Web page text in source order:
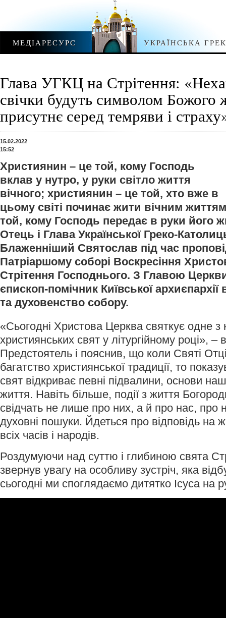
МЕДІАРЕСУРС УКРАЇНСЬКА
Глава УГКЦ на Стрітення:
свічки будуть символом Божого
присутнє серед темряви і
15.02.2022
15:52
Християнин – це той, кому Господь
вклав у нутро, у руки світло життя
вічного; християнин – це той, хто вже в
цьому світі починає жити вічним
той, кому Господь передає в руки його
Отець і Глава Української Греко-
Блаженніший Святослав під час
Патріаршому соборі Воскресіння
Стрітення Господнього. З Главою
єпископ-помічник Київської
та духовенство собору.
«Сьогодні Христова Церква святкує одне з
християнських свят у літургійному році», –
Предстоятель і пояснив, що коли Святі
багатство християнської традиції, то
свят відкриває певні підвалини, основи
життя. Навіть більше, події з життя
свідчать не лише про них, а й про нас, про
духовні пошуки. Йдеться про відповідь на
всіх часів і народів.
Роздумуючи над суттю і глибиною свята
звернув увагу на особливу зустріч, яка
сьогодні ми споглядаємо дитятко Ісуса на